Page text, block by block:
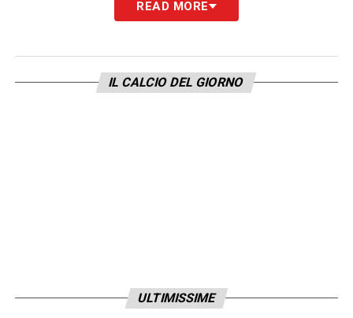
bloccare il tempo, a riflettere su quello che è
SAREBBE FELICE SE… – «Se ilMonzasi
READ MORE
IL CALCIO DEL GIORNO
ULTIMISSIME